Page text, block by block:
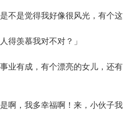
是觉得我好像很风光，有个这
得羡慕我对不对？」
有成，有个漂亮的女儿，还有
，我多幸福啊！来，小伙子我